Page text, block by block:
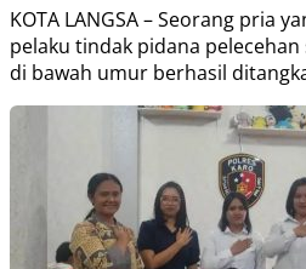
KOTA LANGSA – Seorang pria
pelaku tindak pidana
di bawah umur berhasil